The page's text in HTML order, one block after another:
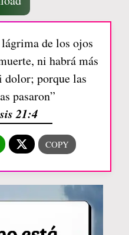
de los ojos
ni habrá más
porque las
pasaron”
21:4